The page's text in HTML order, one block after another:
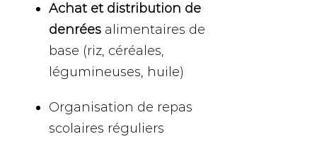
Achat et distribution de
denréesalimentaires de
base (riz, céréales,
légumineuses, huile)
Organisation de repas
scolaires réguliers